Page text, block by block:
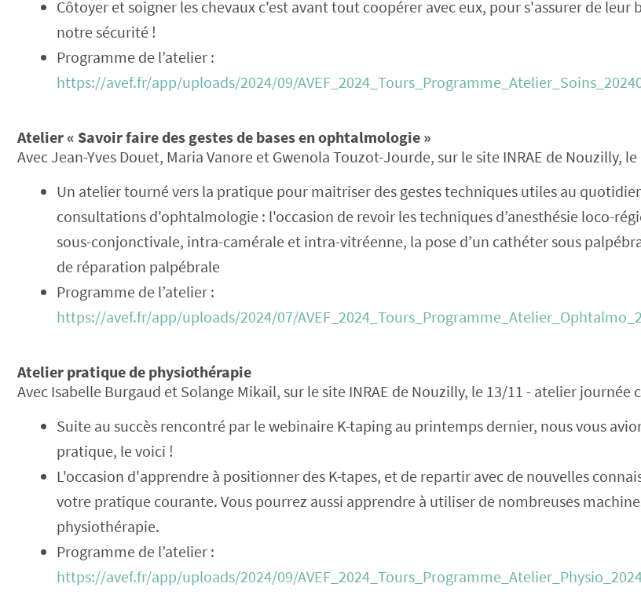
Côtoyer et soigner les chevaux c'est avant tout coopérer avec eux, pour s'assurer de leur
notre sécurité !
Programme de l’atelier :
https://avef.fr/app/uploads/2024/09/
Atelier « Savoir faire des gestes de bases en ophtalmologie »
Avec Jean-Yves Douet, Maria Vanore et Gwenola Touzot-Jourde, sur le site INRAE de Nouzilly,
Un atelier tourné vers la pratique pour maitriser des gestes techniques utiles au
consultations d'ophtalmologie : l'occasion de revoir les techniques d’anesthésie loco-
sous-conjonctivale, intra-camérale et intra-vitréenne, la pose d’un cathéter sous
de réparation palpébrale
Programme de l’atelier :
https://avef.fr/app/uploads/2024/07/
Atelier pratique de physiothérapie
Avec Isabelle Burgaud et Solange Mikail, sur le site INRAE de Nouzilly, le 13/11 - atelier journée
Suite au succès rencontré par le webinaire K-taping au printemps dernier, nous vous
pratique, le voici !
L'occasion d'apprendre à positionner des K-tapes, et de repartir avec de nouvelles
votre pratique courante. Vous pourrez aussi apprendre à utiliser de nombreuses
physiothérapie.
Programme de l’atelier :
https://avef.fr/app/uploads/2024/09/